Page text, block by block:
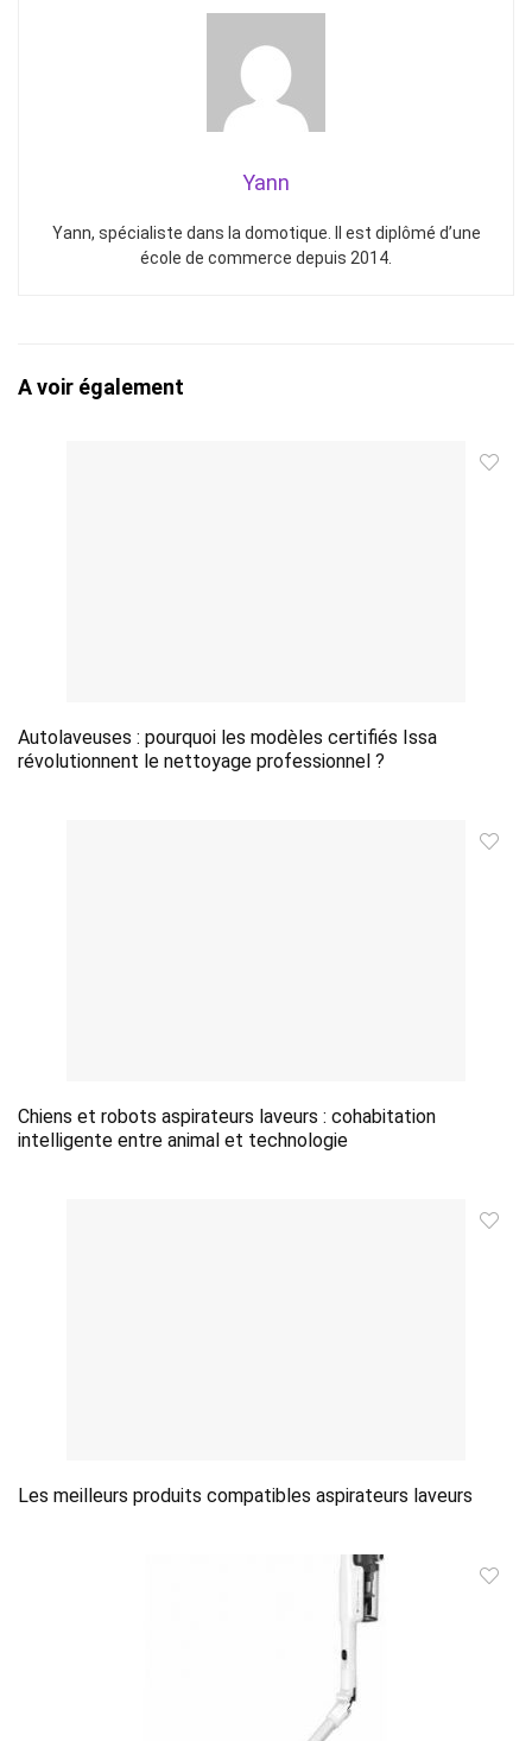
Yann
Yann, spécialiste dans la domotique. Il est diplômé d’une
école de commerce depuis 2014.
A voir également
Autolaveuses : pourquoi les modèles certifiés Issa
révolutionnent le nettoyage professionnel ?
Chiens et robots aspirateurs laveurs : cohabitation
intelligente entre animal et technologie
Les meilleurs produits compatibles aspirateurs laveurs